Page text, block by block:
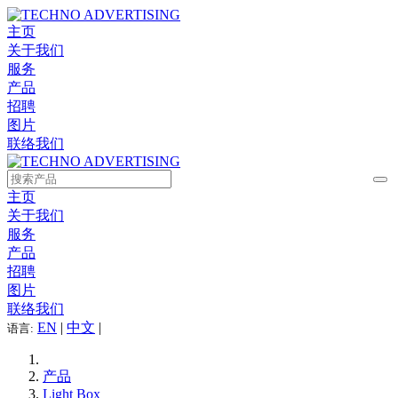
主页
关于我们
服务
产品
招聘
图片
联络我们
主页
关于我们
服务
产品
招聘
图片
联络我们
语言: EN | 中文 |
产品
Light Box